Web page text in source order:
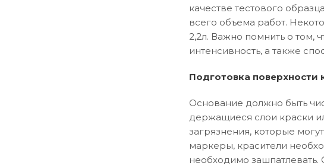
качестве тестового
всего объема работ.
2,2л. Важно помнить о том,
интенсивность, а также
Подготовка
Основание должно быть
держащиеся слои краски
загрязнения, которые
маркеры, красители
необходимо